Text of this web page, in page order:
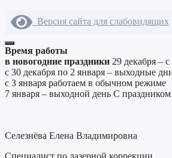
Версия сайта для слабовидящих
Время работы
в новогодние праздники 29 декабря –
с 30 декабря по 2 января – выходные
с 3 января работаем в обычном режиме
7 января – выходной день С
Селезнёва Елена Владимировна
Специалист по лазерной коррекции